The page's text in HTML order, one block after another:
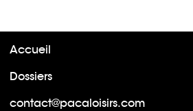
Accueil
Dossiers
contact@pacaloisirs.com